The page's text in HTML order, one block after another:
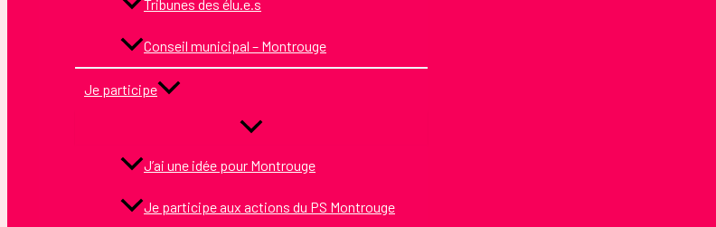
Tribunes des élu.e.s
Conseil municipal – Montrouge
Je participe
J’ai une idée pour Montrouge
Je participe aux actions du PS Montrouge